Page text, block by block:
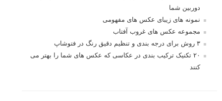
دوربین شما
نمونه های زیبای عکس های مفهومی
مجموعه عکس های غروب آفتاب
۳ روش برای درجه بندی و تنظیم دقیق رنگ در فتوشاپ
۲۰ تکنیک ترکیب بندی در عکاسی که عکس های شما را بهتر می
کنند